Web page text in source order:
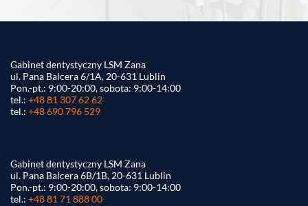
Gabinet dentystyczny LSM Zana
ul. Pana Balcera 6/1A, 20-631 Lublin
Pon.-pt.: 9:00-20:00, sobota: 9:00-14:00
tel.: +48 81 307 62 62
tel.: +48 690 796 529
Gabinet dentystyczny LSM Zana
ul. Pana Balcera 6B/1B, 20-631 Lublin
Pon.-pt.: 9:00-20:00, sobota: 9:00-14:00
tel.: +48 81 71 888 00